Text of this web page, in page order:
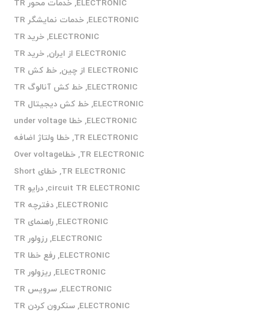
ELECTRONIC
,
خدمات محور TR
ELECTRONIC
,
خدمات نمایشگر TR
ELECTRONIC
,
خرید TR
ELECTRONIC از ایران
,
خرید TR
ELECTRONIC از چین
,
خط کش TR
ELECTRONIC
,
خط کش آنالوگ TR
ELECTRONIC
,
خط کش دیجیتال TR
ELECTRONIC
,
خطا under voltage
TR ELECTRONIC
,خطا ولتاژ اضافه
TR ELECTRONIC
,
خطاOver voltage
TR ELECTRONIC
,
خطای Short
circuit TR ELECTRONIC
,
درایو TR
ELECTRONIC
,
دفترچه TR
ELECTRONIC
,
راهنمای TR
ELECTRONIC
,
رزولور TR
ELECTRONIC
,
رفع خطا TR
ELECTRONIC
,
ریزولور TR
ELECTRONIC
,
سرویس TR
ELECTRONIC
,
سنکرون کردن TR